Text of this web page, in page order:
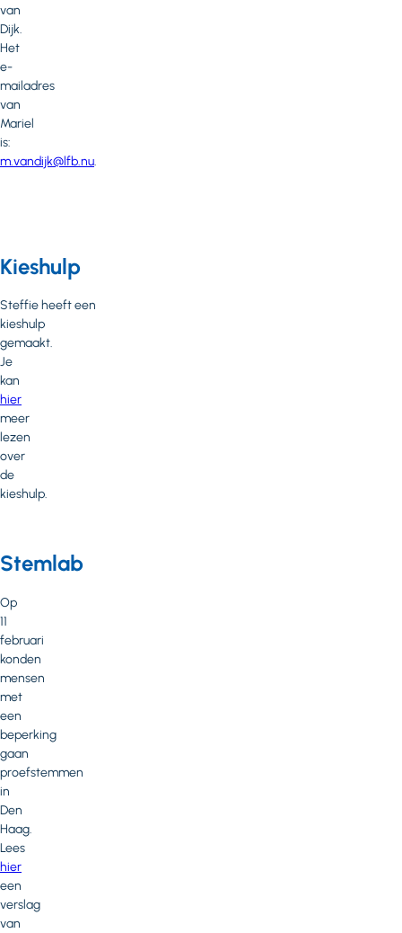
van
Dijk.
Het
e-
mailadres
van
Mariel
is:
m.vandijk@lfb.nu.
Kieshulp
Steffie heeft een
kieshulp
gemaakt.
Je
kan
hier
meer
lezen
over
de
kieshulp.
Stemlab
Op
11
februari
konden
mensen
met
een
beperking
gaan
proefstemmen
in
Den
Haag.
Lees
hier
een
verslag
van